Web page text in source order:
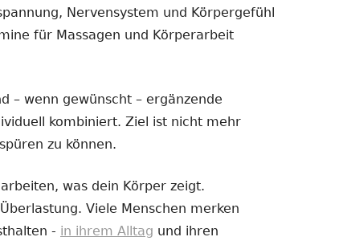
Nervensystem und Körpergefühl
für Massagen und Körperarbeit
– wenn gewünscht – ergänzende
kombiniert. Ziel ist nicht mehr
zu können.
was dein Körper zeigt.
Viele Menschen merken
- in ihrem Alltag und ihren